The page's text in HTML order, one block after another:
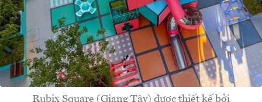
Rubix Square (Giang Tây) được thiết kế bởi